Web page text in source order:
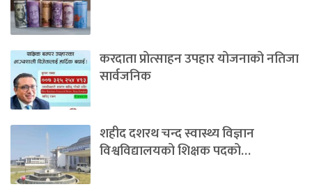
करदाता प्रोत्साहन उपहार योजनाको नतिजा
सार्वजनिक
शहीद दशरथ चन्द स्वास्थ्य विज्ञान
विश्वविद्यालयको शिक्षक पदको…